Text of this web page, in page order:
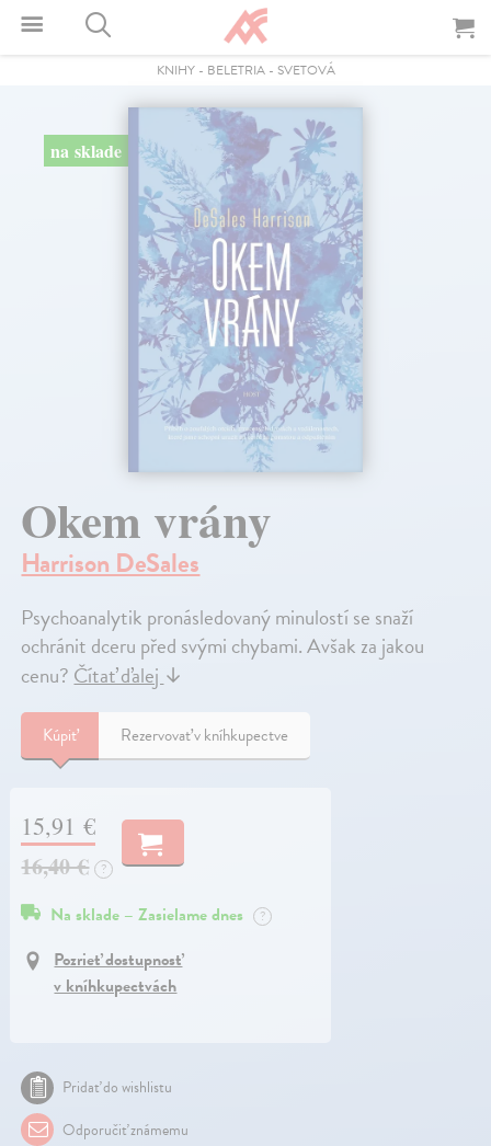
KNIHY- BELETRIA- SVETOVÁ
na sklade
Okem vrány
Harrison DeSales
Psychoanalytik pronásledovaný minulostí se snaží
ochránit dceru před svými chybami. Avšak za jakou
cenu?Čítať ďalej↓
Kúpiť Rezervovať v kníhkupectve
15,91 €
16,40 €
?
Na sklade – Zasielame dnes ?
Pozrieť dostupnosť
v kníhkupectvách
Pridať do wishlistu
Odporučiť známemu